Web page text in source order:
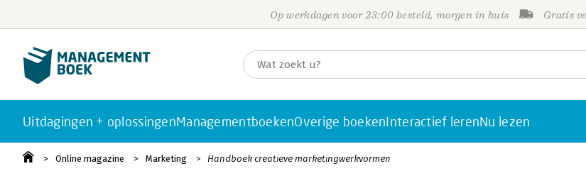
Op werkdagen voor 23:00 besteld, morgen in huis Gratis
Uitdagingen + oplossingenManagementboekenOverige boekenInteractief lerenNu lezen
Online magazine Marketing Handboek creatieve marketingwerkvormen